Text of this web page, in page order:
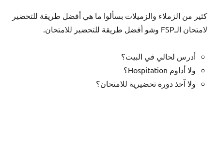
كثير من الزملاء والزميلات بسألوا ما هي أفضل طريقة للتحضير
لامتحان الـFSP وشو أفضل طريقة للتحضير للامتحان.
أدرس لحالي في البيت؟
ولا أداوم Hospitation؟
ولا آخذ دورة تحضيرية للامتحان؟